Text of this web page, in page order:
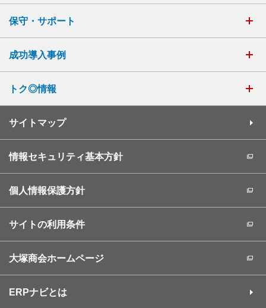
保守・サポート
成功導入事例
トク◎情報
サイトマップ
情報セキュリティ基本方針
個人情報保護方針
サイトの利用条件
大塚商会ホームページ
ERPナビとは